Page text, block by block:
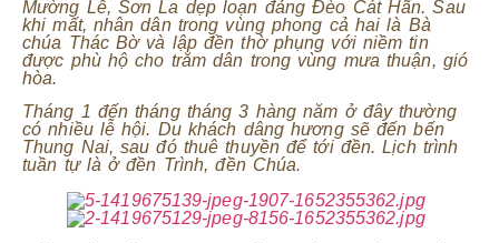
Mường Lễ, Sơn La dẹp loạn đảng Đèo Cát Hãn. Sau
khi mất, nhân dân trong vùng phong cả hai là Bà
chúa Thác Bờ và lập đền thờ phụng với niềm tin
được phù hộ cho trăm dân trong vùng mưa thuận, gió
hòa.
Tháng 1 đến tháng tháng 3 hàng năm ở đây thường
có nhiều lễ hội. Du khách dâng hương sẽ đến bến
Thung Nai, sau đó thuê thuyền để tới đền. Lịch trình
tuần tự là ở đền Trình, đền Chúa.